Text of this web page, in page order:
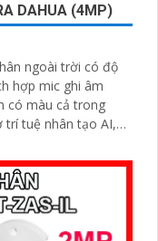
DAHUA (4MP)
ngoài trời có độ
hợp mic ghi âm
có màu cả trong
quả an ninh hỗ
nước IP67